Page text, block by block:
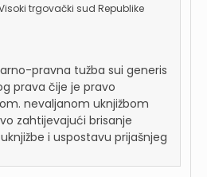
trgovački sud Republike
pravna tužba sui generis
prava čije je pravo
nevaljanom uknjižbom
zahtijevajući brisanje
i uspostavu prijašnjeg